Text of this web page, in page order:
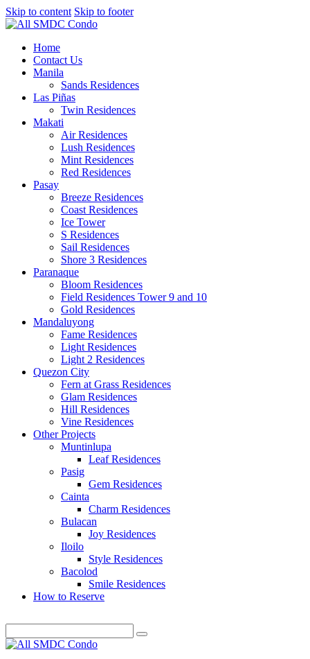
Skip to content Skip to footer
Home
Contact Us
Manila
Sands Residences
Las Piñas
Twin Residences
Makati
Air Residences
Lush Residences
Mint Residences
Red Residences
Pasay
Breeze Residences
Coast Residences
Ice Tower
S Residences
Sail Residences
Shore 3 Residences
Paranaque
Bloom Residences
Field Residences Tower 9 and 10
Gold Residences
Mandaluyong
Fame Residences
Light Residences
Light 2 Residences
Quezon City
Fern at Grass Residences
Glam Residences
Hill Residences
Vine Residences
Other Projects
Muntinlupa
Leaf Residences
Pasig
Gem Residences
Cainta
Charm Residences
Bulacan
Joy Residences
Iloilo
Style Residences
Bacolod
Smile Residences
How to Reserve